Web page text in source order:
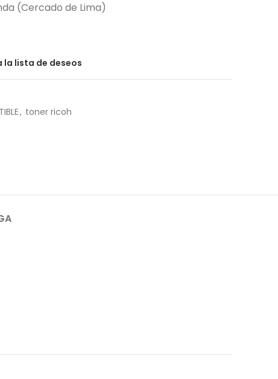
(Cercado de Lima)
la lista de deseos
, toner ricoh